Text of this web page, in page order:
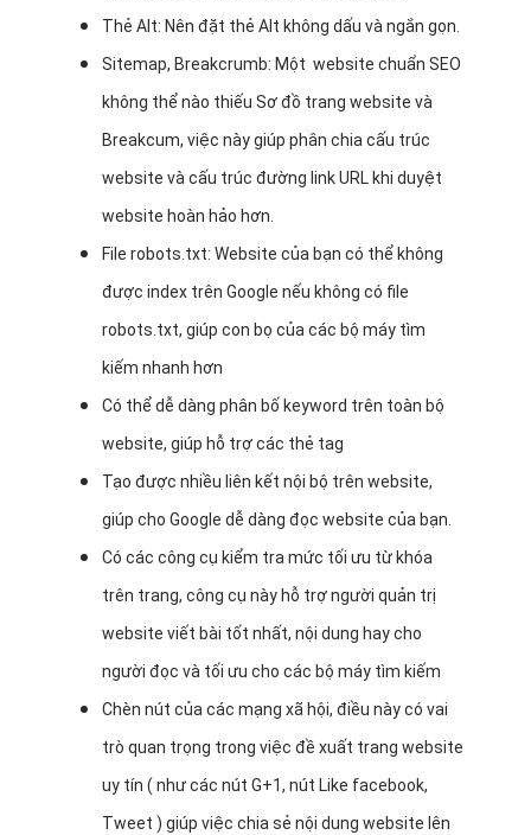
Thẻ Alt: Nên đặt thẻ Alt không dấu và ngắn gọn.
Sitemap, Breakcrumb: Một website chuẩn SEO
không thể nào thiếu Sơ đồ trang website và
Breakcum, việc này giúp phân chia cấu trúc
website và cấu trúc đường link URL khi duyệt
website hoàn hảo hơn.
File robots.txt: Website của bạn có thể không
được index trên Google nếu không có file
robots.txt, giúp con bọ của các bộ máy tìm
kiếm nhanh hơn
Có thể dễ dàng phân bố keyword trên toàn bộ
website, giúp hỗ trợ các thẻ tag
Tạo được nhiều liên kết nội bộ trên website,
giúp cho Google dễ dàng đọc website của bạn.
Có các công cụ kiểm tra mức tối ưu từ khóa
trên trang, công cụ này hỗ trợ người quản trị
website viết bài tốt nhất, nội dung hay cho
người đọc và tối ưu cho các bộ máy tìm kiếm
Chèn nút của các mạng xã hội, điều này có vai
trò quan trọng trong việc đề xuất trang website
uy tín ( như các nút G+1, nút Like facebook,
Tweet ) giúp việc chia sẻ nội dung website lên